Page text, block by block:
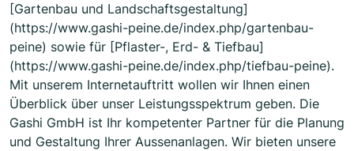
[Gartenbau und Landschaftsgestaltung]
(https://www.gashi-peine.de/index.php/gartenbau-
peine) sowie für [Pflaster-, Erd- & Tiefbau]
(https://www.gashi-peine.de/index.php/tiefbau-peine).
Mit unserem Internetauftritt wollen wir Ihnen einen
Überblick über unser Leistungsspektrum geben. Die
Gashi GmbH ist Ihr kompetenter Partner für die Planung
und Gestaltung Ihrer Aussenanlagen. Wir bieten unsere